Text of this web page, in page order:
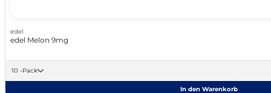
edel
edel Melon 9mg
10 -Pack
In den Warenkorb